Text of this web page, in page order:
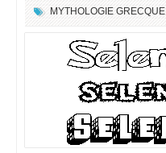
MYTHOLOGIE GRECQUE